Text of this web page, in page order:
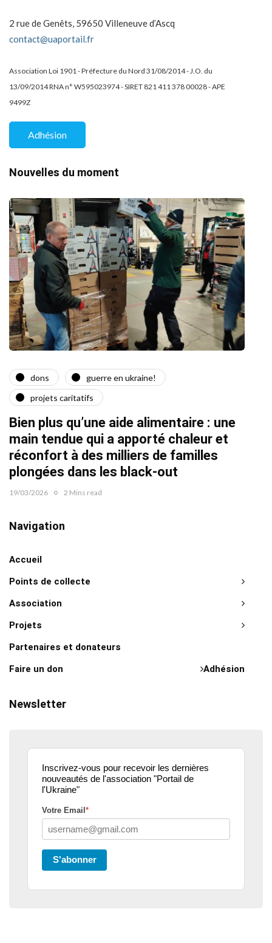
2 rue de Genêts, 59650 Villeneuve d’Ascq
contact@uaportail.fr
Association Loi 1901 - Préfecture du Nord 31/08/2014 - J.O. du
13/09/2014 RNA n° W595023974 - SIRET 821 411 378 00028 - APE
9499Z
Adhésion
Nouvelles du moment
dons
guerre en ukraine!
projets caritatifs
Bien plus qu’une aide alimentaire : une
main tendue qui a apporté chaleur et
réconfort à des milliers de familles
plongées dans les black-out
19/03/2026 2 Mins read
Navigation
Accueil
Points de collecte
Association
Projets
Partenaires et donateurs
Adhésion
Faire un don
Newsletter
Inscrivez-vous pour recevoir les dernières
nouveautés de l'association "Portail de
l'Ukraine"
Votre Email *
S'abonner